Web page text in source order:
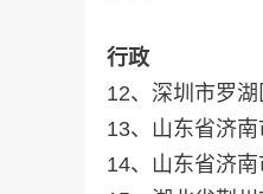
行政
12、深圳市罗湖
13、山东省济南
14、山东省济南